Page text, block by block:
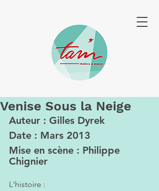
Venise Sous la Neige
Auteur : Gilles Dyrek
Date : Mars 2013
Mise en scène : Philippe
Chignier
L'histoire :